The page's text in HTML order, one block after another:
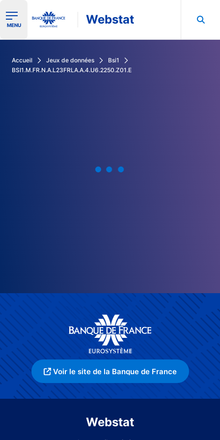
Ouvrir le menu de navigation
MENU Webstat
Accueil Jeux de données
Bsi1
BSI1.M.FR.N.A.L23FRLA.A.4.U6.2250.Z01.E
Voir le site de la Banque de France
Webstat